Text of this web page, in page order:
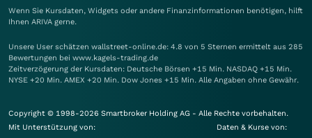
Wenn Sie Kursdaten, Widgets oder andere Finanzinformationen benötigen, hilft
Ihnen ARIVA gerne.
Unsere User schätzen wallstreet-online.de: 4.8 von 5 Sternen ermittelt aus 285
Bewertungen bei www.kagels-trading.de
Zeitverzögerung der Kursdaten: Deutsche Börsen +15 Min. NASDAQ +15 Min.
NYSE +20 Min. AMEX +20 Min. Dow Jones +15 Min. Alle Angaben ohne Gewähr.
Copyright © 1998-2026 Smartbroker Holding AG - Alle Rechte vorbehalten.
Mit Unterstützung von:
Daten & Kurse von: